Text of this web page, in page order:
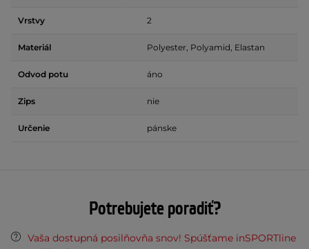
Vrstvy 2
Materiál Polyester, Polyamid, Elastan
Odvod potu áno
Zips nie
Určenie pánske
Potrebujete poradiť?
Vaša dostupná posilňovňa snov! Spúšťame inSPORTline